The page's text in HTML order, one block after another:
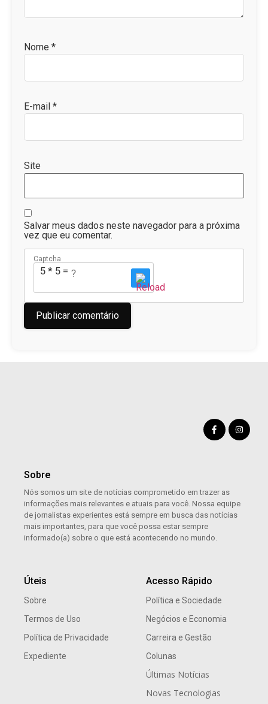
Nome *
E-mail *
Site
Salvar meus dados neste navegador para a próxima
vez que eu comentar.
Captcha
5 * 5 = ?
Sobre
Nós somos um site de notícias comprometido em trazer as
informações mais relevantes e atuais para você. Nossa equipe
de jornalistas experientes está sempre em busca das notícias
mais importantes, para que você possa estar sempre
informado(a) sobre o que está acontecendo no mundo.
Úteis
Sobre
Termos de Uso
Política de Privacidade
Expediente
Acesso Rápido
Política e Sociedade
Negócios e Economia
Carreira e Gestão
Colunas
Últimas Notícias
Novas Tecnologias